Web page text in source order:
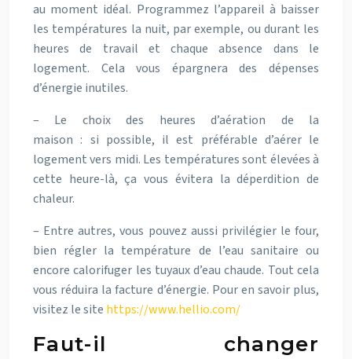
au moment idéal. Programmez l’appareil à baisser
les températures la nuit, par exemple, ou durant les
heures de travail et chaque absence dans le
logement. Cela vous épargnera des dépenses
d’énergie inutiles.
– Le choix des heures d’aération de la
maison : si possible, il est préférable d’aérer le
logement vers midi. Les températures sont élevées à
cette heure-là, ça vous évitera la déperdition de
chaleur.
– Entre autres, vous pouvez aussi privilégier le four,
bien régler la température de l’eau sanitaire ou
encore calorifuger les tuyaux d’eau chaude. Tout cela
vous réduira la facture d’énergie. Pour en savoir plus,
visitez le site https://www.hellio.com/
Faut-il changer